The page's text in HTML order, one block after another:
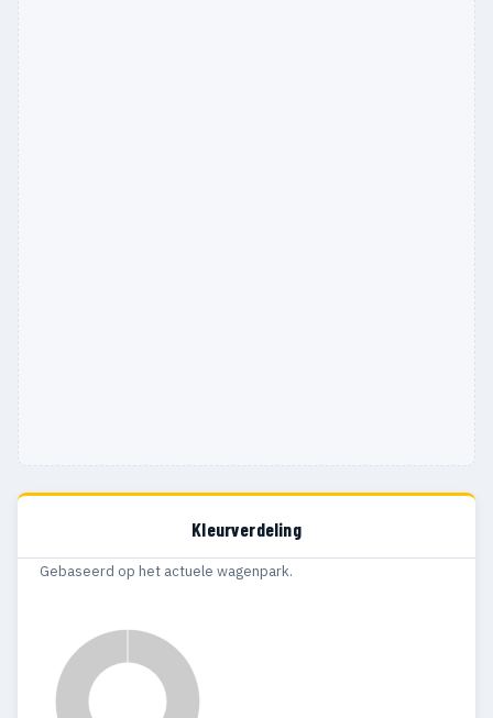
Kleurverdeling
Gebaseerd op het actuele wagenpark.